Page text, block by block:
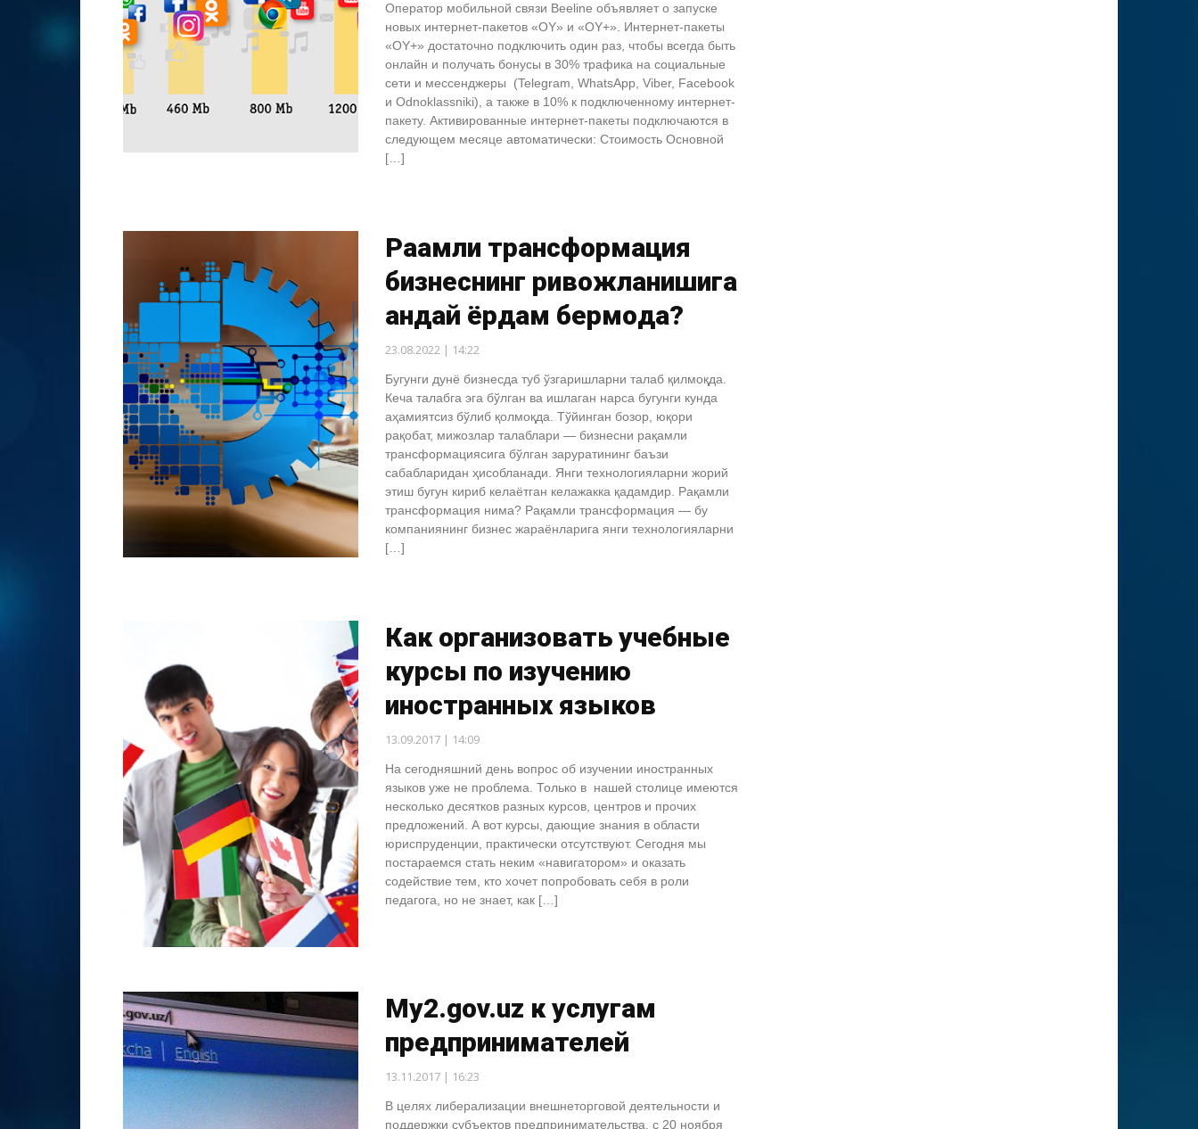
Оператор мобильной связи Beeline объявляет о запуске
новых интернет-пакетов «OY» и «OY+». Интернет-пакеты
«OY+» достаточно подключить один раз, чтобы всегда быть
онлайн и получать бонусы в 30% трафика на социальные
сети и мессенджеры (Telegram, WhatsApp, Viber, Facebook
и Odnoklassniki), а также в 10% к подключенному интернет-
пакету. Активированные интернет-пакеты подключаются в
следующем месяце автоматически: Стоимость Основной
[…]
Рақамли трансформация
бизнеснинг ривожланишига
қандай ёрдам бермоқда?
23.08.2022 | 14:22
Бугунги дунё бизнесда туб ўзгаришларни талаб қилмоқда.
Кеча талабга эга бўлган ва ишлаган нарса бугунги кунда
аҳамиятсиз бўлиб қолмоқда. Тўйинган бозор, юқори
рақобат, мижозлар талаблари — бизнесни рақамли
трансформациясига бўлган заруратининг баъзи
сабабларидан ҳисобланади. Янги технологияларни жорий
этиш бугун кириб келаётган келажакка қадамдир. Рақамли
трансформация нима? Рақамли трансформация — бу
компаниянинг бизнес жараёнларига янги технологияларни
[…]
Как организовать учебные
курсы по изучению
иностранных языков
13.09.2017 | 14:09
На сегодняшний день вопрос об изучении иностранных
языков уже не проблема. Только в нашей столице имеются
несколько десятков разных курсов, центров и прочих
предложений. А вот курсы, дающие знания в области
юриспруденции, практически отсутствуют. Сегодня мы
постараемся стать неким «навигатором» и оказать
содействие тем, кто хочет попробовать себя в роли
педагога, но не знает, как […]
My2.gov.uz к услугам
предпринимателей
13.11.2017 | 16:23
В целях либерализации внешнеторговой деятельности и
поддержки субъектов предпринимательства, с 20 ноября